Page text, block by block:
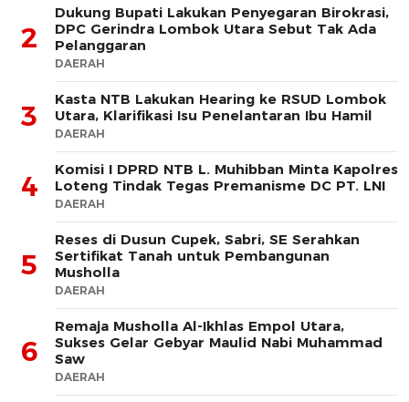
2
Dukung Bupati Lakukan Penyegaran Birokrasi,
DPC Gerindra Lombok Utara Sebut Tak Ada
Pelanggaran
DAERAH
3
Kasta NTB Lakukan Hearing ke RSUD Lombok
Utara, Klarifikasi Isu Penelantaran Ibu Hamil
DAERAH
4
Komisi I DPRD NTB L. Muhibban Minta Kapolres
Loteng Tindak Tegas Premanisme DC PT. LNI
DAERAH
5
Reses di Dusun Cupek, Sabri, SE Serahkan
Sertifikat Tanah untuk Pembangunan
Musholla
DAERAH
6
Remaja Musholla Al-Ikhlas Empol Utara,
Sukses Gelar Gebyar Maulid Nabi Muhammad
Saw
DAERAH